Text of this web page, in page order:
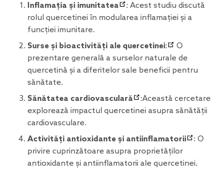
Inflamația și imunitatea
: Acest studiu discută
rolul quercetinei în modularea inflamației și a
funcției imunitare.
Surse și bioactivități ale quercetinei:
O
prezentare generală a surselor naturale de
quercetină și a diferitelor sale beneficii pentru
sănătate.
Sănătatea cardiovasculară
:Această cercetare
explorează impactul quercetinei asupra sănătății
cardiovasculare.
Activități antioxidante și antiinflamatorii
: O
privire cuprinzătoare asupra proprietăților
antioxidante și antiinflamatorii ale quercetinei.